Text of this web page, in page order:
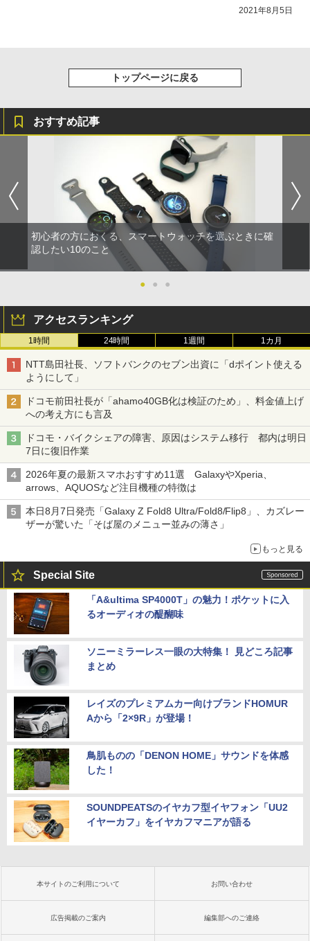
2021年8月5日
トップページに戻る
おすすめ記事
初心者の方におくる、スマートウォッチを選ぶときに確
認したい10のこと
● ● ●
アクセスランキング
1時間 24時間 1週間 1カ月
NTT島田社長、ソフトバンクのセブン出資に「dポイント使える
ようにして」
ドコモ前田社長が「ahamo40GB化は検証のため」、料金値上げ
への考え方にも言及
ドコモ・バイクシェアの障害、原因はシステム移行 都内は明日
7日に復旧作業
2026年夏の最新スマホおすすめ11選 GalaxyやXperia、
arrows、AQUOSなど注目機種の特徴は
本日8月7日発売「Galaxy Z Fold8 Ultra/Fold8/Flip8」、カズレー
ザーが驚いた「そば屋のメニュー並みの薄さ」
もっと見る
Special Site
「A&ultima SP4000T」の魅力！ポケットに入
るオーディオの醍醐味
ソニーミラーレス一眼の大特集！ 見どころ記事
まとめ
レイズのプレミアムカー向けブランドHOMUR
Aから「2×9R」が登場！
鳥肌ものの「DENON HOME」サウンドを体感
した！
SOUNDPEATSのイヤカフ型イヤフォン「UU2
イヤーカフ」をイヤカフマニアが語る
本サイトのご利用について お問い合わせ
広告掲載のご案内 編集部へのご連絡